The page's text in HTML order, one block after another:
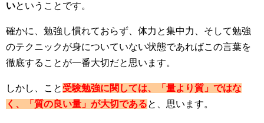
いということです。
確かに、勉強し慣れておらず、体力と集中力、そして勉強
のテクニックが身についていない状態であればこの言葉を
徹底することが一番大切だと思います。
しかし、こと 受験勉強に関しては、「量より質」ではな
く、「質の良い量」が大切であると、思います。